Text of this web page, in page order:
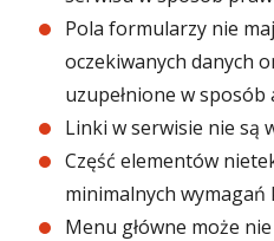
Pola formularzy nie
oczekiwanych danych
uzupełnione w sposób
Linki w serwisie nie są
Część elementów
minimalnych wymagań
Menu główne może